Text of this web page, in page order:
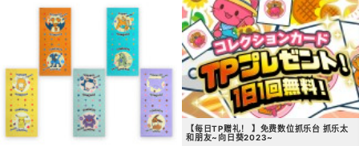
【每日TP赠礼！ 】免费数位抓乐台 抓乐太
和朋友~向日葵2023~